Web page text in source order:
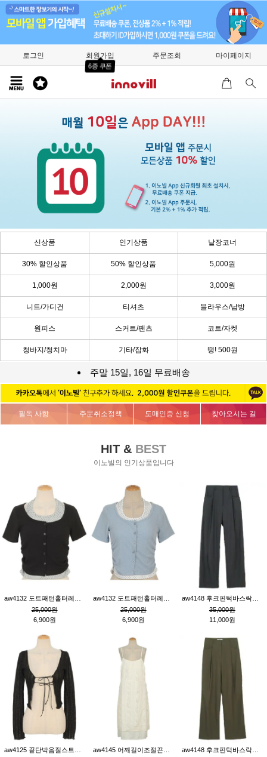
로그인 회원가입
6종 쿠폰
주문조회 마이페이지
신상품 인기상품 낱장코너
30% 할인상품 50% 할인상품 5,000원
1,000원 2,000원 3,000원
니트/가디건 티셔츠 블라우스/남방
원피스 스커트/팬츠 코트/자켓
청바지/청치마 기타/잡화 땡! 500원
주말 15일, 16일 무료배송
필독 사항 주문취소정책 도매인증 신청 찾아오시는 길
HIT & BEST
이노빌의 인기상품입니다
25,000원
6,900원
25,000원
6,900원
35,000원
11,000원